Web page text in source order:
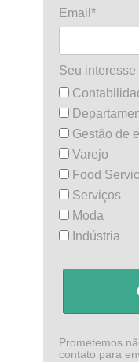
Email*
Seu interesse
Gestão de
Varejo
Food
Serviços
Moda
Indústria
Prometemos
contato para